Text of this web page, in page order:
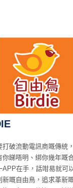
打破流動電訊商嘅傳統
你睇唔明、綁你幾年嘅
APP在手，話咁易就可
新嘅自由鳥，追求革新